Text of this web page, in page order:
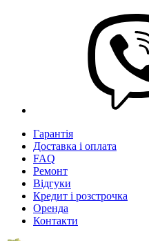
Гарантія
Доставка і оплата
FAQ
Ремонт
Відгуки
Кредит і розстрочка
Оренда
Контакти